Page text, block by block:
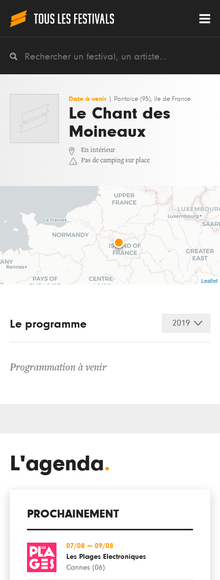
Date à venir Pontoise (95), Ile de France
Le Chant des
Moineaux
En intérieur
Pas de camping sur place
Leaflet
Le programme 2019
Programmation à venir
L'agenda.
PROCHAINEMENT
07/08 — 09/08
Les Plages Electroniques
Cannes (06)